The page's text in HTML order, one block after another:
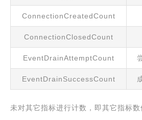
ConnectionCreatedCount
ConnectionClosedCount
EventDrainAttemptCount
EventDrainSuccessCount
未对其它指标进行计数，即其它指标数